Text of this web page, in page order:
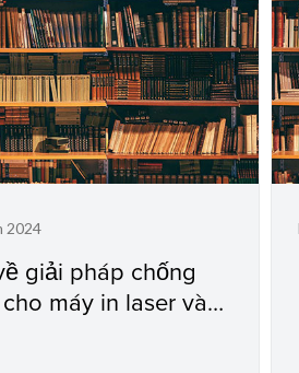
2024
giải pháp chống
máy in laser và